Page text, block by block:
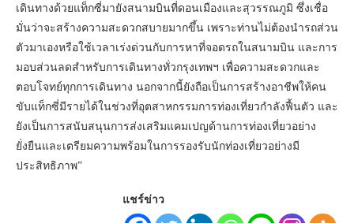
เดินทางด้วยแท็กซี่มายังสนามบินที่ดอนเมืองและสุวรรณภูมิ ซึ่งเชื่อ
มั่นว่าจะสร้างความสะดวกสบายมากขึ้น เพราะท่านไม่ต้องนำรถส่วน
ตัวมาเองหรือใช้เวลาเร่งด่วนกับการหาที่จอดรถในสนามบิน และการ
มอบส่วนลดสำหรับการเดินทางทั่วกรุงเทพฯ เพื่อความสะดวกและ
ตอบโจทย์ทุกการเดินทาง นอกจากนี้ยังถือเป็นการสร้างอาชีพให้คน
ขับแท็กซี่มีรายได้ในช่วงที่อุตสาหกรรมการท่องเที่ยวกำลังฟื้นตัว และ
ยังเป็นการสนับสนุนการส่งเสริมแคมเปญด้านการท่องเที่ยวอย่าง
ยั่งยืนและเตรียมความพร้อมในการรองรับนักท่องเที่ยวอย่างมี
ประสิทธิภาพ”
แชร์ข่าว